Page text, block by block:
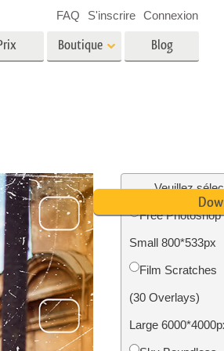
immobilière
Services de restauration photo
Boutique Blog
FAQ S'inscrire Connexion
Veuillez
Free
Small 800*533px
Film Scratches
(30 Overlays)
Large